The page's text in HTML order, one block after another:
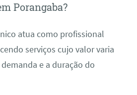
Porangaba?
atua como profissional
serviços cujo valor varia
e a duração do